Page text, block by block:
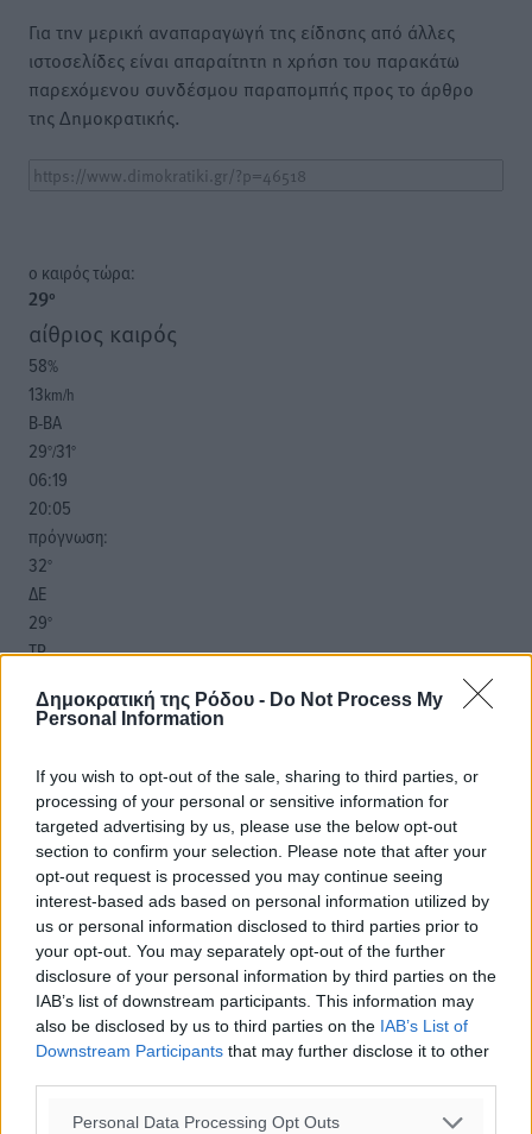
Δημοκρατική της Ρόδου - Do Not Process My
Personal Information
If you wish to opt-out of the sale, sharing to third parties, or
processing of your personal or sensitive information for
targeted advertising by us, please use the below opt-out
section to confirm your selection. Please note that after your
opt-out request is processed you may continue seeing
interest-based ads based on personal information utilized by
us or personal information disclosed to third parties prior to
your opt-out. You may separately opt-out of the further
disclosure of your personal information by third parties on the
IAB’s list of downstream participants. This information may
also be disclosed by us to third parties on the IAB’s List of
Downstream Participants that may further disclose it to other
Personal Data Processing Opt Outs
Για την μερική αναπαραγωγή της είδησης από άλλες
ιστοσελίδες είναι απαραίτητη η χρήση του παρακάτω
παρεχόμενου συνδέσμου παραπομπής προς το άρθρο
της Δημοκρατικής.
o καιρός τώρα:
29°
αίθριος καιρός
58%
13km/h
Β-ΒΑ
29°/31°
06:19
20:05
πρόγνωση:
32°
ΔΕ
29°
ΤΡ
ΤΕ
ΠΕ